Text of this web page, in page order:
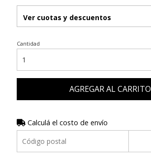
Ver cuotas y descuentos
Cantidad
AGREGAR AL CARRITO
Calculá el costo de envío